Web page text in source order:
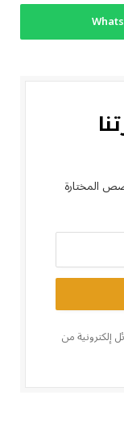
المختارة
إلكترونية من